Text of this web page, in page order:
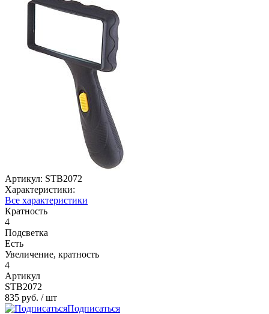
Артикул: STB2072
Характеристики:
Все характеристики
Кратность
4
Подсветка
Есть
Увеличение, кратность
4
Артикул
STB2072
835 руб. / шт
Подписаться